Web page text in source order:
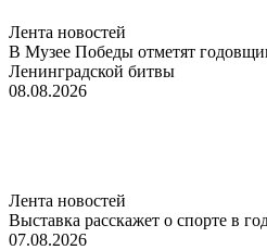
Лента новостей
В Музее Победы отметят
Ленинградской битвы
08.08.2026
Лента новостей
Выставка расскажет о спорте в
07.08.2026